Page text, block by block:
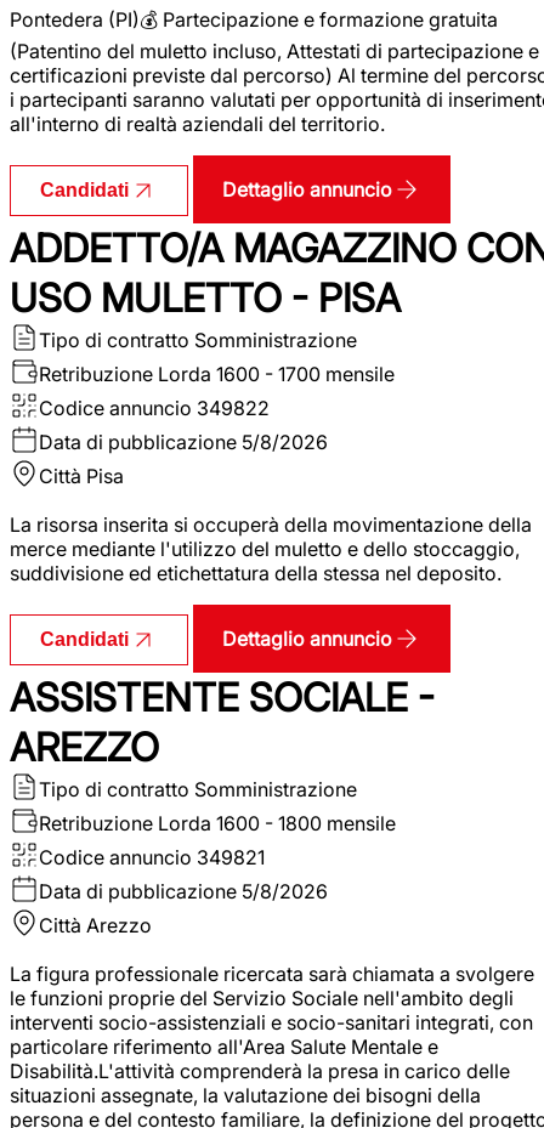
Pontedera (PI)💰 Partecipazione e formazione gratuita
(Patentino del muletto incluso, Attestati di partecipazione e
certificazioni previste dal percorso) Al termine del
i partecipanti saranno valutati per opportunità di
all'interno di realtà aziendali del territorio.
Candidati Dettaglio annuncio
ADDETTO/A MAGAZZINO
USO MULETTO - PISA
Tipo di contratto Somministrazione
Retribuzione Lorda 1600 - 1700 mensile
Codice annuncio 349822
Data di pubblicazione 5/8/2026
Città Pisa
La risorsa inserita si occuperà della movimentazione della
merce mediante l'utilizzo del muletto e dello stoccaggio,
suddivisione ed etichettatura della stessa nel deposito.
Candidati Dettaglio annuncio
ASSISTENTE SOCIALE -
AREZZO
Tipo di contratto Somministrazione
Retribuzione Lorda 1600 - 1800 mensile
Codice annuncio 349821
Data di pubblicazione 5/8/2026
Città Arezzo
La figura professionale ricercata sarà chiamata a svolgere
le funzioni proprie del Servizio Sociale nell'ambito degli
interventi socio-assistenziali e socio-sanitari integrati, con
particolare riferimento all'Area Salute Mentale e
Disabilità.L'attività comprenderà la presa in carico delle
situazioni assegnate, la valutazione dei bisogni della
persona e del contesto familiare, la definizione del